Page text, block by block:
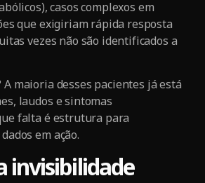
casos complexos em
que exigiriam rápida resposta
vezes não são identificados a
maioria desses pacientes já está
laudos e sintomas
falta é estrutura para
em ação.
invisibilidade